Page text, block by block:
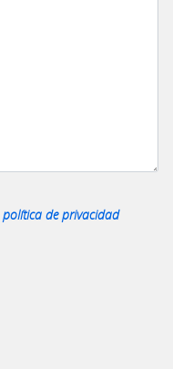
política de privacidad